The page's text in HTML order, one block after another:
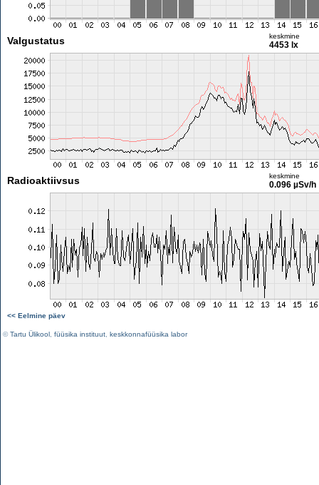
Valgustatus keskmine
4453 lx
Radioaktiivsus keskmine
0.096 µSv/h
<< Eelmine päev
©Tartu Ülikool füüsika instituut keskkonnafüüsika labor